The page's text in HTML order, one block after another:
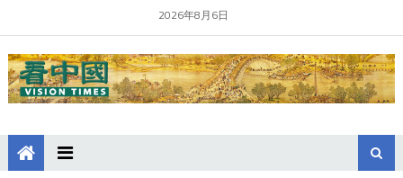
2026年8月6日